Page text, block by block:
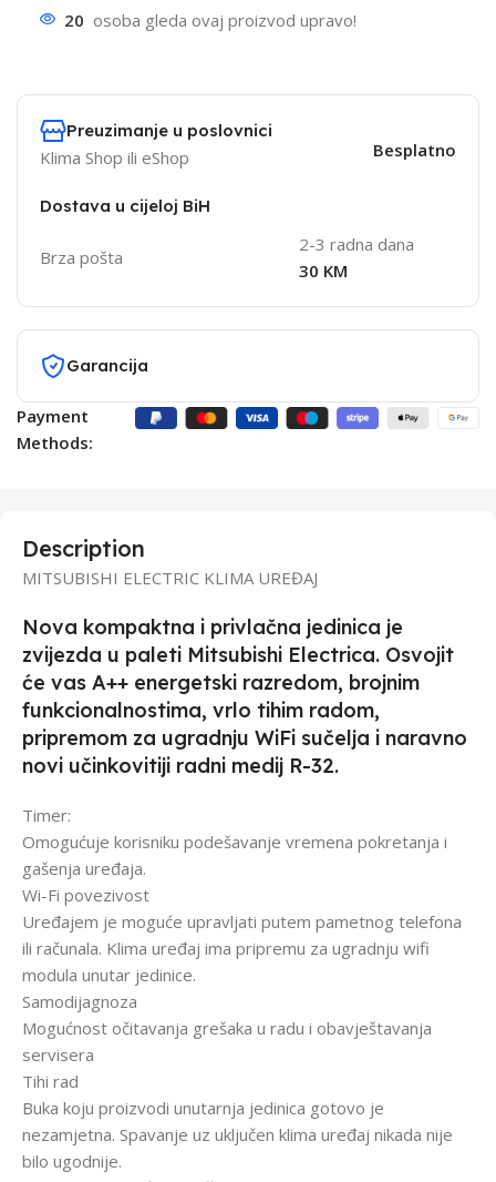
20 osoba gleda ovaj proizvod upravo!
Preuzimanje u poslovnici
Klima Shop ili eShop Besplatno
Dostava u cijeloj BiH
Brza pošta
2-3 radna dana
30 KM
Garancija
Payment
Methods:
Description
MITSUBISHI ELECTRIC KLIMA UREĐAJ
Nova kompaktna i privlačna jedinica je
zvijezda u paleti Mitsubishi Electrica. Osvojit
će vas A++ energetski razredom, brojnim
funkcionalnostima, vrlo tihim radom,
pripremom za ugradnju WiFi sučelja i naravno
novi učinkovitiji radni medij R-32.
Timer:
Omogućuje korisniku podešavanje vremena pokretanja i
gašenja uređaja.
Wi-Fi povezivost
Uređajem je moguće upravljati putem pametnog telefona
ili računala. Klima uređaj ima pripremu za ugradnju wifi
modula unutar jedinice.
Samodijagnoza
Mogućnost očitavanja grešaka u radu i obavještavanja
servisera
Tihi rad
Buka koju proizvodi unutarnja jedinica gotovo je
nezamjetna. Spavanje uz uključen klima uređaj nikada nije
bilo ugodnije.